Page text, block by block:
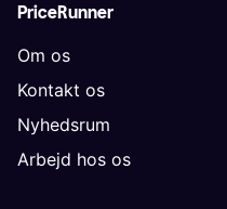
PriceRunner
Om os
Kontakt os
Nyhedsrum
Arbejd hos os